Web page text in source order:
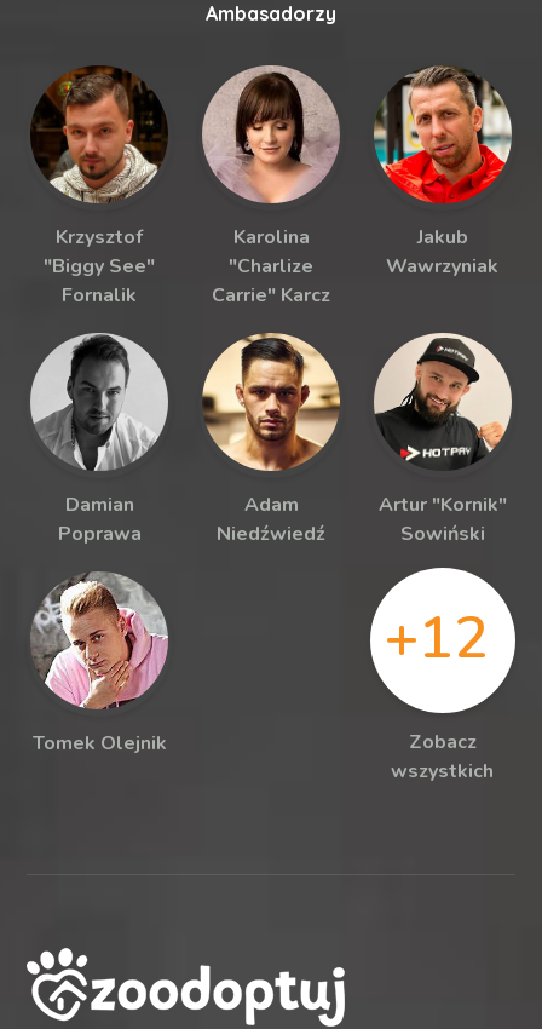
Ambasadorzy
Krzysztof
"Biggy See"
Fornalik
Karolina
"Charlize
Carrie" Karcz
Jakub
Wawrzyniak
Damian
Poprawa
Adam
Niedźwiedź
Artur "Kornik"
Sowiński
Tomek Olejnik
+12
Zobacz
wszystkich